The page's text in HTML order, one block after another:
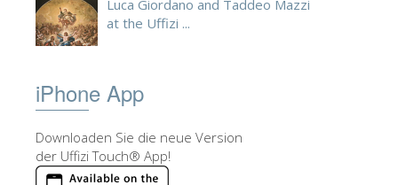
Luca Giordano and Taddeo Mazzi
at the Uffizi ...
iPhone App
Downloaden Sie die neue Version
der Uffizi Touch® App!